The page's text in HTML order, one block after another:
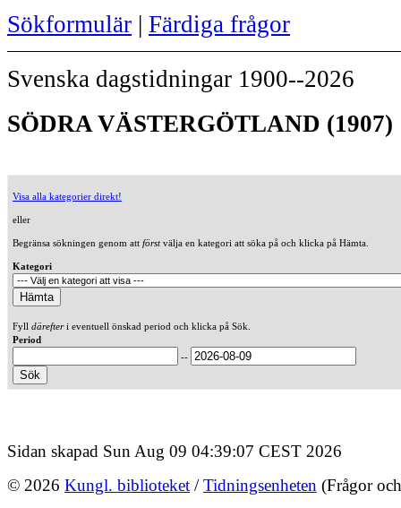
Sökformulär | Färdiga frågor
Svenska dagstidningar 1900--2026
SÖDRA VÄSTERGÖTLAND (1907)
Visa alla kategorier direkt!
eller
Begränsa sökningen genom att förstvälja en kategori att söka på och klicka på Hämta.
Kategori
Fyll därefteri eventuell önskad period och klicka på Sök.
Period
--
Sidan skapad Sun Aug 09 04:39:07 CEST 2026
© 2026 Kungl. biblioteket /Tidningsenheten (Frågor